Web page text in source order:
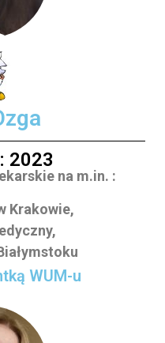
2023
na m.in. :
Krakowie,
WUM-u